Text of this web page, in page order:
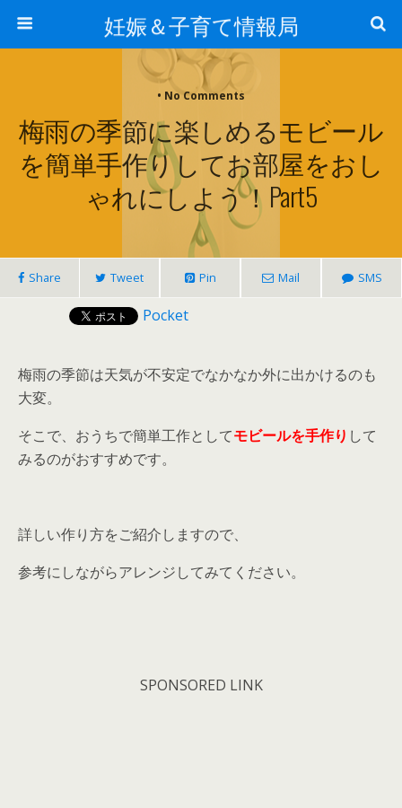
妊娠＆子育て情報局
• No Comments
梅雨の季節に楽しめるモビール
を簡単手作りしてお部屋をおし
ゃれにしよう！part5
Share Tweet Pin Mail SMS
Pocket
梅雨の季節は天気が不安定でなかなか外に出かけるのも
大変。
そこで、おうちで簡単工作としてモビールを手作り して
みるのがおすすめです。
詳しい作り方をご紹介しますので、
参考にしながらアレンジしてみてください。
SPONSORED LINK